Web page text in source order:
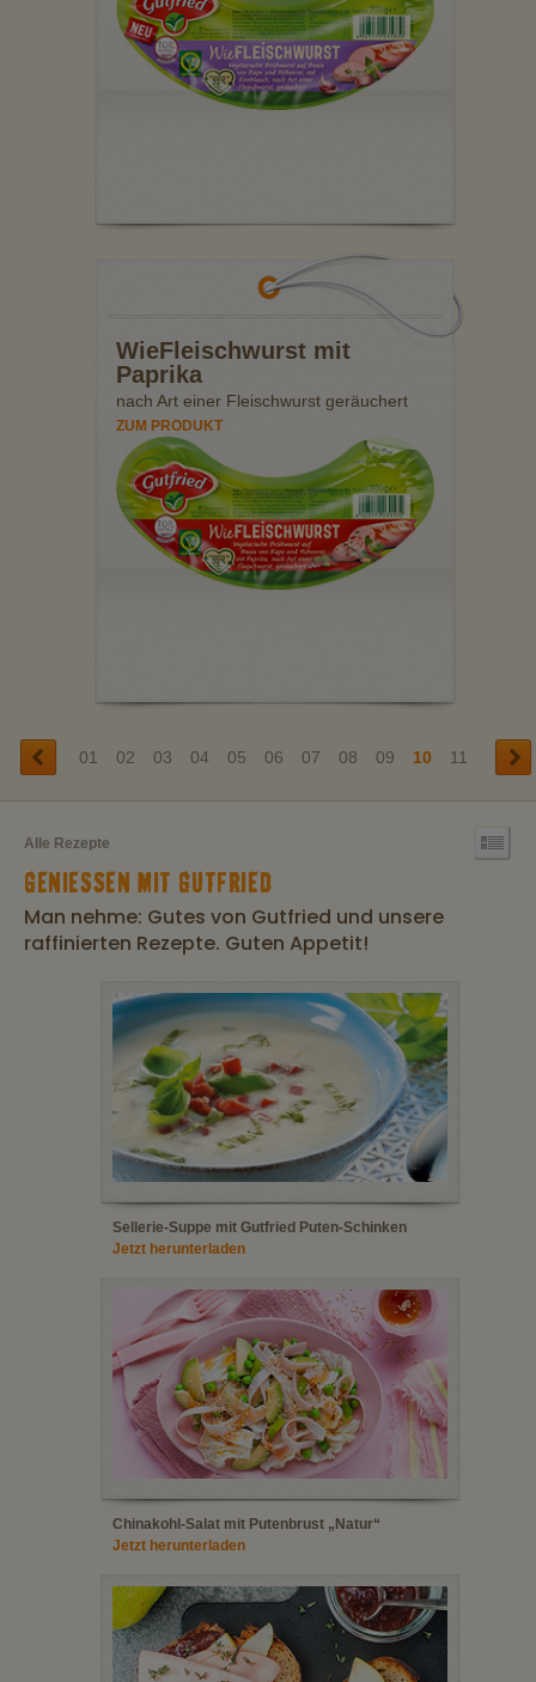
WieFleischwurst mit
Paprika
nach Art einer Fleischwurst geräuchert
ZUM PRODUKT
01 02 03 04 05 06 07 08 09 10 11
Alle Rezepte
GENIESSEN MIT GUTFRIED
Man nehme: Gutes von Gutfried und unsere
raffinierten Rezepte. Guten Appetit!
Sellerie-Suppe mit Gutfried Puten-Schinken
Jetzt herunterladen
Chinakohl-Salat mit Putenbrust „Natur“
Jetzt herunterladen